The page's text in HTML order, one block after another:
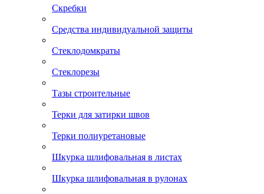
Скребки
Средства индивидуальной защиты
Стеклодомкраты
Стеклорезы
Тазы строительные
Терки для затирки швов
Терки полиуретановые
Шкурка шлифовальная в листах
Шкурка шлифовальная в рулонах